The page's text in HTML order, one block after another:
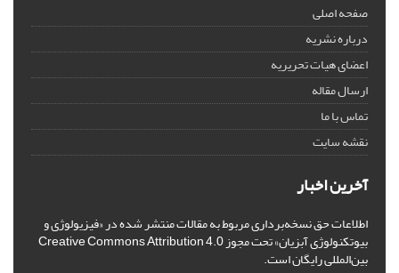
صفحه اصلی
درباره نشریه
اعضای هیات تحریریه
ارسال مقاله
تماس با ما
نقشه سایت
آخرین اخبار
اطلاعات حق نسخه‌برداری مربوط به مقالات منتشر شده در «فیزیولوژی و
بیوتکنولوژی آبزیان» تحت مجوز Creative Commons Attribution 4.0
بین‌المللی رایگان است.